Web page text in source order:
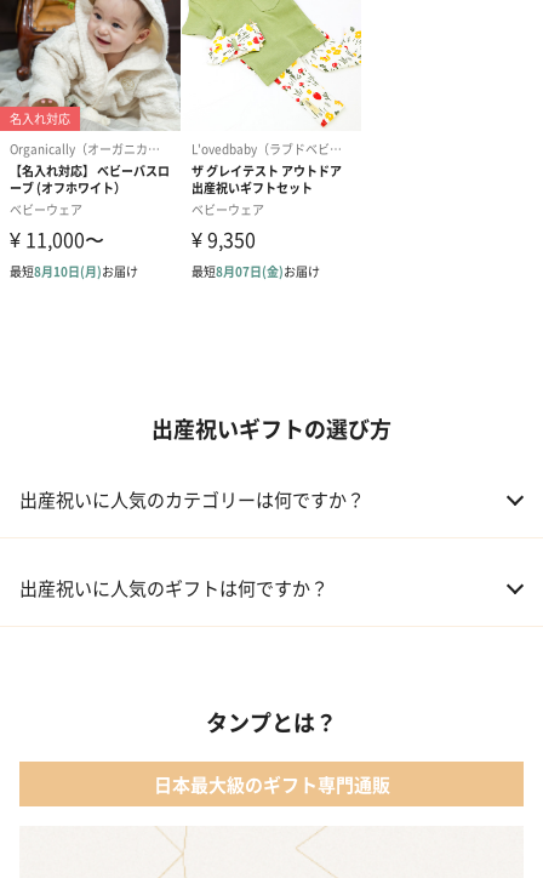
出産祝いギフトの選び方
出産祝いに人気のカテゴリーは何ですか？
02 ベビー寝具・家具
04 ベビー・キッズファッション
出産祝いに人気のギフトは何ですか？
02 【名入れギフト】音いっぱい積み木｜エド・インター
03 ママズケア セレクトボックス｜モディッシュ
04 フレイバーおむつケーキ｜AIRIM baby（アイリムベビー）
タンプとは？
日本最大級のギフト専門通販